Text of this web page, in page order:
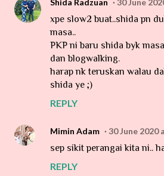
xpe slow2 buat..shida pn
masa..
PKP ni baru shida byk
dan blogwalking.
harap nk teruskan walau
shida ye ;)
REPLY
Mimin Adam 30 June 2020
sep sikit perangai kita ni..
REPLY